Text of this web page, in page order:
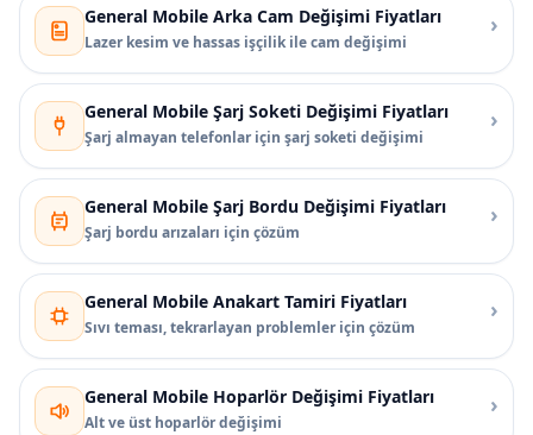
General Mobile Arka Cam Değişimi Fiyatları
Lazer kesim ve hassas işçilik ile cam değişimi
›
General Mobile Şarj Soketi Değişimi Fiyatları
Şarj almayan telefonlar için şarj soketi değişimi
›
General Mobile Şarj Bordu Değişimi Fiyatları
Şarj bordu arızaları için çözüm
›
General Mobile Anakart Tamiri Fiyatları
Sıvı teması, tekrarlayan problemler için çözüm
›
General Mobile Hoparlör Değişimi Fiyatları
Alt ve üst hoparlör değişimi
›